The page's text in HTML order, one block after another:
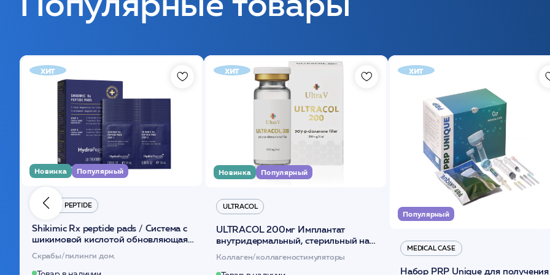
хит
Новинка Популярный
HYDRO PEPTIDE
Shikimic Rx peptide pads / Cистема с
шикимовой кислотой обновляющая
(30шт) /HP
Скрабы/пилинги дом.
хит
Новинка Популярный
ULTRACOL
ULTRACOL 200мг Имплантат
внутридермальный, стерильный на
основе полидиоксанона /ULTRACOL
Коллаген/коллагеностимуляторы
хит
Популярный
MEDICAL CASE
Набор PRP Unique для